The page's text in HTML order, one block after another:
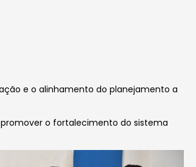
e o alinhamento do planejamento a
o fortalecimento do sistema